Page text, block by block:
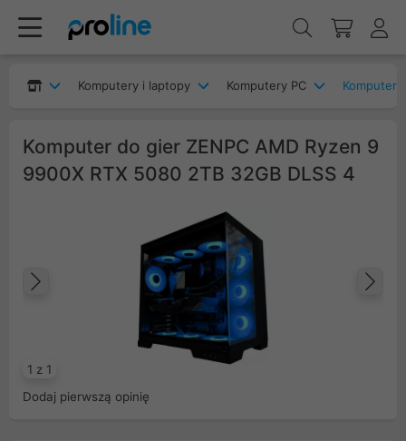
Komputery i laptopy Komputery PC
Komputer do gier ZENPC AMD Ryzen 9
9900X RTX 5080 2TB 32GB DLSS 4
1 z 1
Poprzedni
Dodaj pierwszą opinię